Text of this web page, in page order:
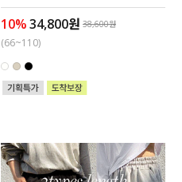
언더웨어
ACC
10%34,800원 38,600원
(66~110)